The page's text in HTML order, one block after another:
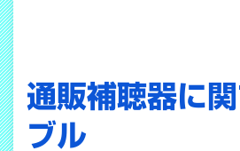
通販補聴器に
ブル